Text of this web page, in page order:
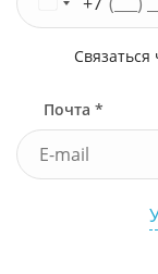
Связаться
Почта *